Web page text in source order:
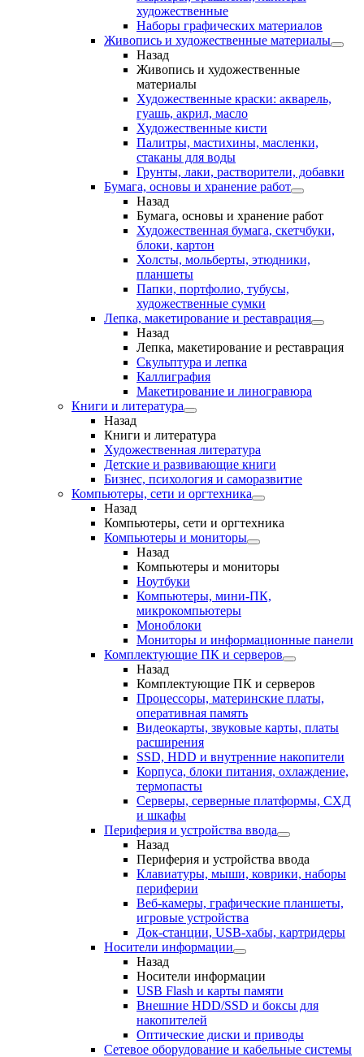
художественные
Наборы графических материалов
Живопись и художественные материалы
Назад
Живопись и художественные
материалы
Художественные краски: акварель,
гуашь, акрил, масло
Художественные кисти
Палитры, мастихины, масленки,
стаканы для воды
Грунты, лаки, растворители, добавки
Бумага, основы и хранение работ
Назад
Бумага, основы и хранение работ
Художественная бумага, скетчбуки,
блоки, картон
Холсты, мольберты, этюдники,
планшеты
Папки, портфолио, тубусы,
художественные сумки
Лепка, макетирование и реставрация
Назад
Лепка, макетирование и реставрация
Скульптура и лепка
Каллиграфия
Макетирование и линогравюра
Книги и литература
Назад
Книги и литература
Художественная литература
Детские и развивающие книги
Бизнес, психология и саморазвитие
Компьютеры, сети и оргтехника
Назад
Компьютеры, сети и оргтехника
Компьютеры и мониторы
Назад
Компьютеры и мониторы
Ноутбуки
Компьютеры, мини-ПК,
микрокомпьютеры
Моноблоки
Мониторы и информационные панели
Комплектующие ПК и серверов
Назад
Комплектующие ПК и серверов
Процессоры, материнские платы,
оперативная память
Видеокарты, звуковые карты, платы
расширения
SSD, HDD и внутренние накопители
Корпуса, блоки питания, охлаждение,
термопасты
Серверы, серверные платформы, СХД
и шкафы
Периферия и устройства ввода
Назад
Периферия и устройства ввода
Клавиатуры, мыши, коврики, наборы
периферии
Веб-камеры, графические планшеты,
игровые устройства
Док-станции, USB-хабы, картридеры
Носители информации
Назад
Носители информации
USB Flash и карты памяти
Внешние HDD/SSD и боксы для
накопителей
Оптические диски и приводы
Сетевое оборудование и кабельные системы